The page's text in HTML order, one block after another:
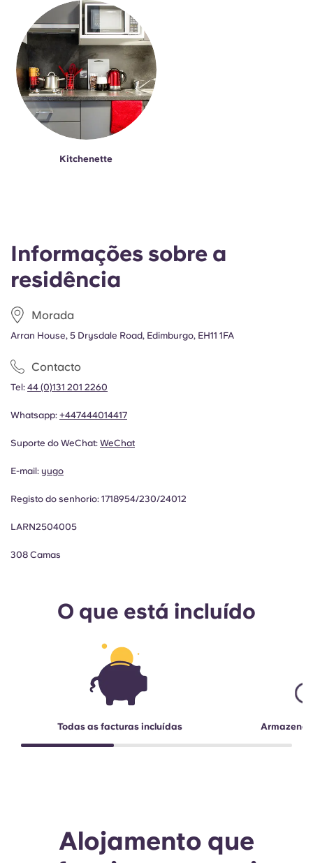
Informações sobre a
residência
Morada
Arran House, 5 Drysdale Road, Edimburgo, EH11 1FA
Contacto
Tel: 44 (0)131 201 2260
Whatsapp: +447444014417
Suporte do WeChat: WeChat
E-mail: yugo
Registo do senhorio: 1718954/230/24012
LARN2504005
308 Camas
O que está incluído
Todas as facturas incluídas
Kitchenette
Alojamento que